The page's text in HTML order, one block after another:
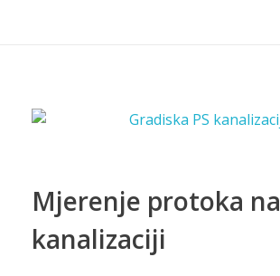
Mjerenje protoka na
kanalizaciji